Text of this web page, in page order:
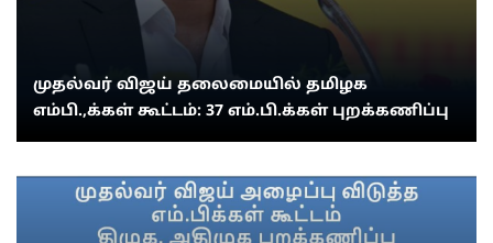
முதல்வர் விஜய் தலைமையில் தமிழக
எம்பி.,க்கள் கூட்டம்: 37 எம்.பி.க்கள் புறக்கணிப்பு